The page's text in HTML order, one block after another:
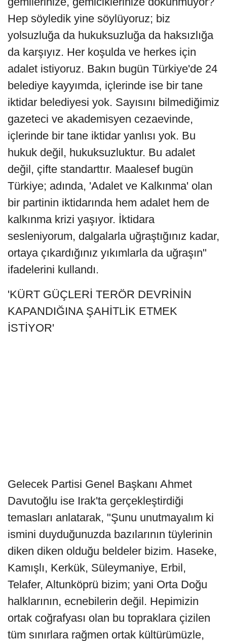
Hep söyledik yine söylüyoruz; biz
yolsuzluğa da hukuksuzluğa da haksızlığa
da karşıyız. Her koşulda ve herkes için
adalet istiyoruz. Bakın bugün Türkiye'de 24
belediye kayyımda, içlerinde ise bir tane
iktidar belediyesi yok. Sayısını bilmediğimiz
gazeteci ve akademisyen cezaevinde,
içlerinde bir tane iktidar yanlısı yok. Bu
hukuk değil, hukuksuzluktur. Bu adalet
değil, çifte standarttır. Maalesef bugün
Türkiye; adında, 'Adalet ve Kalkınma' olan
bir partinin iktidarında hem adalet hem de
kalkınma krizi yaşıyor. İktidara
sesleniyorum, dalgalarla uğraştığınız kadar,
ortaya çıkardığınız yıkımlarla da uğraşın"
ifadelerini kullandı.
'KÜRT GÜÇLERİ TERÖR DEVRİNİN
KAPANDIĞINA ŞAHİTLİK ETMEK
İSTİYOR'
Gelecek Partisi Genel Başkanı Ahmet
Davutoğlu ise Irak'ta gerçekleştirdiği
temasları anlatarak, "Şunu unutmayalım ki
ismini duyduğunuzda bazılarının tüylerinin
diken diken olduğu beldeler bizim. Haseke,
Kamışlı, Kerkük, Süleymaniye, Erbil,
Telafer, Altunköprü bizim; yani Orta Doğu
halklarının, ecnebilerin değil. Hepimizin
ortak coğrafyası olan bu topraklara çizilen
tüm sınırlara rağmen ortak kültürümüzle,